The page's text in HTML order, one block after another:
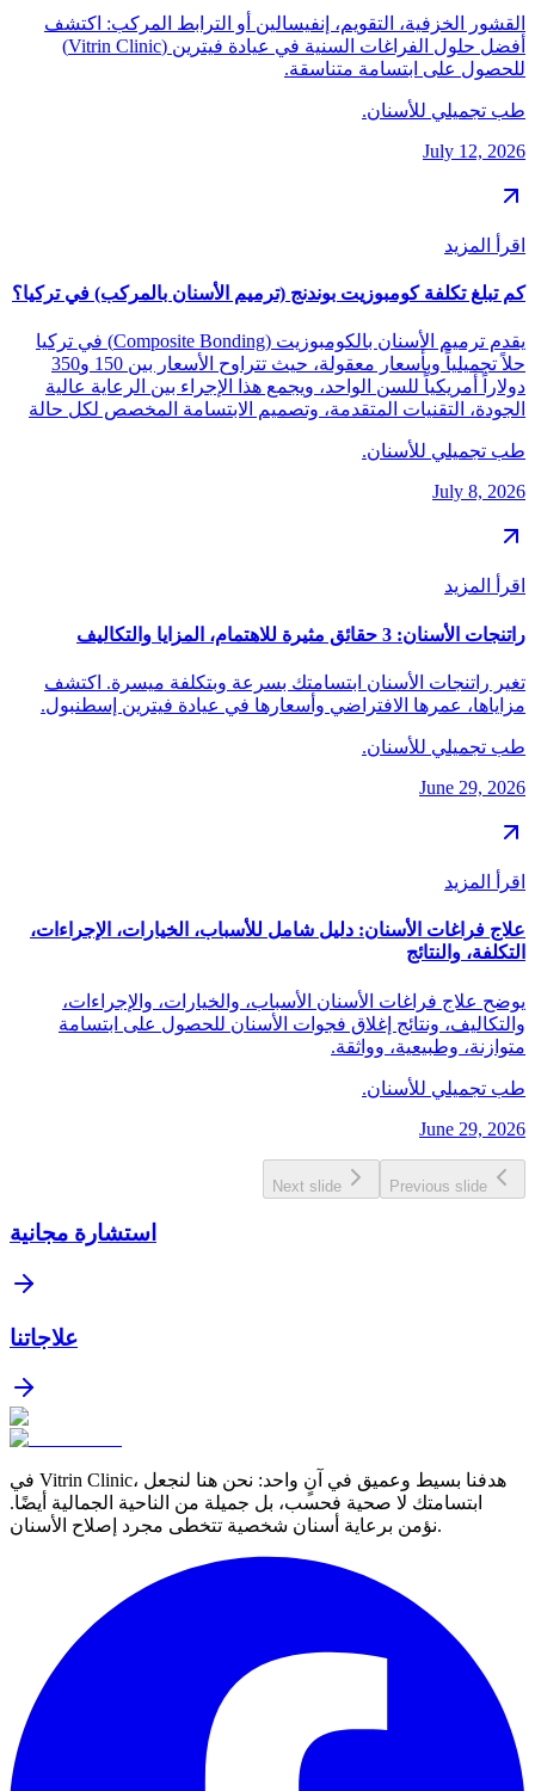
القشور الخزفية، التقويم، إنفيسالين أو الترابط المركب: اكتشف
أفضل حلول الفراغات السنية في عيادة فيترين (Vitrin Clinic)
للحصول على ابتسامة متناسقة.
طب تجميلي للأسنان.
July 12, 2026
اقرأ المزيد
كم تبلغ تكلفة كومبوزيت بوندنج (ترميم الأسنان بالمركب) في تركيا؟
يقدم ترميم الأسنان بالكومبوزيت (Composite Bonding) في تركيا
حلاً تجميلياً وبأسعار معقولة، حيث تتراوح الأسعار بين 150 و350
دولاراً أمريكياً للسن الواحد، ويجمع هذا الإجراء بين الرعاية عالية
الجودة، التقنيات المتقدمة، وتصميم الابتسامة المخصص لكل حالة
طب تجميلي للأسنان.
July 8, 2026
اقرأ المزيد
راتنجات الأسنان: 3 حقائق مثيرة للاهتمام، المزايا والتكاليف
تغير راتنجات الأسنان ابتسامتك بسرعة وبتكلفة ميسرة. اكتشف
مزاياها، عمرها الافتراضي وأسعارها في عيادة فيترين إسطنبول.
طب تجميلي للأسنان.
June 29, 2026
اقرأ المزيد
علاج فراغات الأسنان: دليل شامل للأسباب، الخيارات، الإجراءات،
التكلفة، والنتائج
يوضح علاج فراغات الأسنان الأسباب، والخيارات، والإجراءات،
والتكاليف، ونتائج إغلاق فجوات الأسنان للحصول على ابتسامة
متوازنة، وطبيعية، وواثقة.
طب تجميلي للأسنان.
June 29, 2026
Previous slide
Next slide
استشارة مجانية
علاجاتنا
في Vitrin Clinic، هدفنا بسيط وعميق في آنٍ واحد: نحن هنا لنجعل
ابتسامتك لا صحية فحسب، بل جميلة من الناحية الجمالية أيضًا.
نؤمن برعاية أسنان شخصية تتخطى مجرد إصلاح الأسنان.